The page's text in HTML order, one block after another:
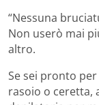
“Nessuna
Non userò mai
altro.
Se sei pronto
rasoio o ceretta,